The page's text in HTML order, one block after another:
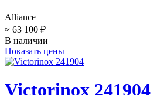
Alliance
≈ 63 100 ₽
В наличии
Показать цены
Victorinox 241904